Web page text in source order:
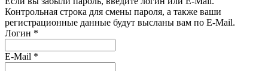
Контрольная строка для смены пароля, а также ваши
регистрационные данные будут высланы вам по E-Mail.
Логин *
E-Mail *